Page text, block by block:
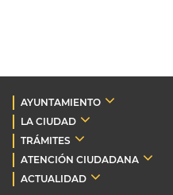
AYUNTAMIENTO
LA CIUDAD
TRÁMITES
ATENCIÓN CIUDADANA
ACTUALIDAD